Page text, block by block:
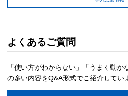
よくあるご質問
「使い方がわからない」「うまく動
の多い内容をQ&A形式でご紹介してい